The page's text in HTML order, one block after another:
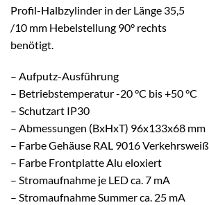
Profil-Halbzylinder in der Länge 35,5
/10 mm Hebelstellung 90° rechts
benötigt.
– Aufputz-Ausführung
– Betriebstemperatur -20 °C bis +50 °C
– Schutzart IP30
– Abmessungen (BxHxT) 96x133x68 mm
– Farbe Gehäuse RAL 9016 Verkehrsweiß
– Farbe Frontplatte Alu eloxiert
– Stromaufnahme je LED ca. 7 mA
– Stromaufnahme Summer ca. 25 mA